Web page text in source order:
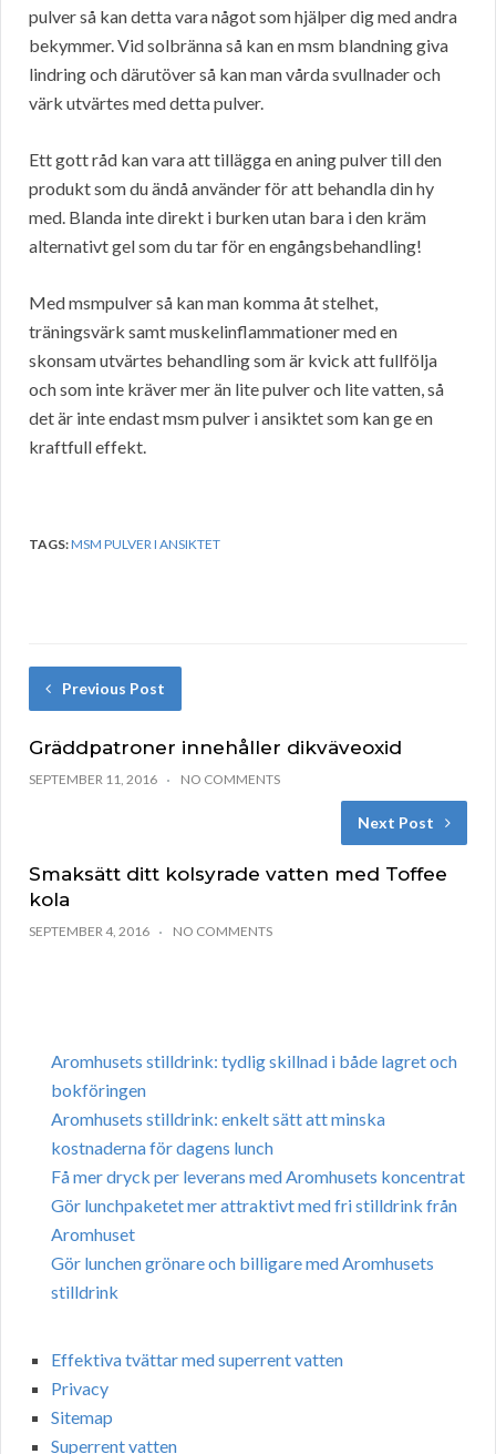
pulver så kan detta vara något som hjälper dig med andra
bekymmer. Vid solbränna så kan en msm blandning giva
lindring och därutöver så kan man vårda svullnader och
värk utvärtes med detta pulver.
Ett gott råd kan vara att tillägga en aning pulver till den
produkt som du ändå använder för att behandla din hy
med. Blanda inte direkt i burken utan bara i den kräm
alternativt gel som du tar för en engångsbehandling!
Med msmpulver så kan man komma åt stelhet,
träningsvärk samt muskelinflammationer med en
skonsam utvärtes behandling som är kvick att fullfölja
och som inte kräver mer än lite pulver och lite vatten, så
det är inte endast msm pulver i ansiktet som kan ge en
kraftfull effekt.
TAGS:MSM PULVER I ANSIKTET
Previous Post
Gräddpatroner innehåller dikväveoxid
SEPTEMBER 11, 2016 NO COMMENTS
Next Post
Smaksätt ditt kolsyrade vatten med Toffee
kola
SEPTEMBER 4, 2016 NO COMMENTS
Aromhusets stilldrink: tydlig skillnad i både lagret och
bokföringen
Aromhusets stilldrink: enkelt sätt att minska
kostnaderna för dagens lunch
Få mer dryck per leverans med Aromhusets koncentrat
Gör lunchpaketet mer attraktivt med fri stilldrink från
Aromhuset
Gör lunchen grönare och billigare med Aromhusets
stilldrink
Effektiva tvättar med superrent vatten
Privacy
Sitemap
Superrent vatten